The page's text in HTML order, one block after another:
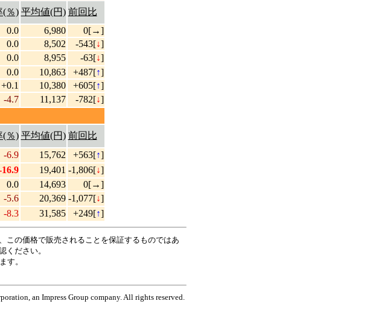
(％) 平均値(円) 前回比
0.0 6,980
0[→]
0.0 8,502 -543[↓]
0.0 8,955 -63[↓]
0.0 10,863 +487[↑]
+0.1 10,380 +605[↑]
-4.7 11,137 -782[↓]
(％) 平均値(円) 前回比
-6.9 15,762 +563[↑]
16.9 19,401 -1,806[↓]
0.0 14,693
0[→]
-5.6 20,369 -1,077[↓]
-8.3 31,585 +249[↑]
この価格で販売されることを保証するものではあ
ください。
す。
an Impress Group company. All rights reserved.